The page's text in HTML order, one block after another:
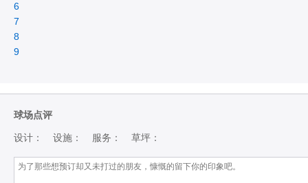
6
7
8
9
球场点评
设计： 设施： 服务： 草坪：